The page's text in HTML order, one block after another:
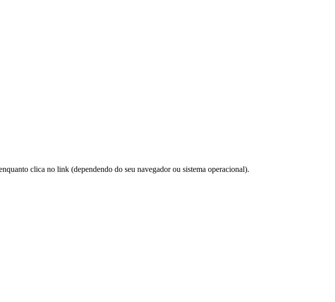
clica no link (dependendo do seu navegador ou sistema operacional).